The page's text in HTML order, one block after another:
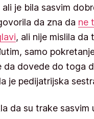
ali je bila sasvim
da zna da ne
, ali nije mislila
samo
da dovede do toga
je pedijatrijska
da su trake sasvim